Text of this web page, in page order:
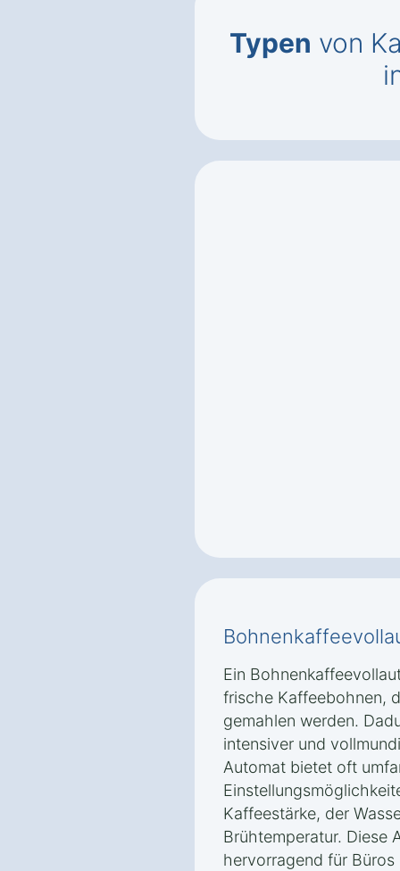
Typen von
Ein
frische Kaffeebohnen,
gemahlen werden.
intensiver und
Automat bietet oft
Kaffeestärke, der
Brühtemperatur. Diese
hervorragend für